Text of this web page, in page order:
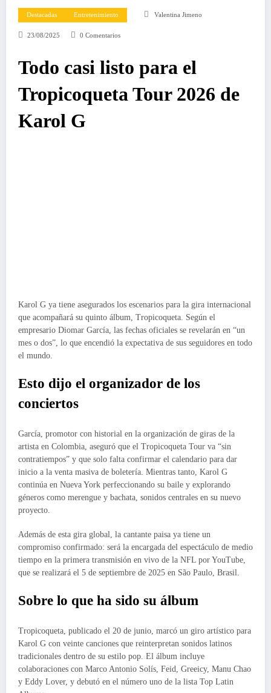
Destacadas Entretenimiento Valentina Jimeno
23/08/2025 0 Comentarios
Todo casi listo para el
Tropicoqueta Tour 2026 de
Karol G
Karol G ya tiene asegurados los escenarios para la gira internacional
que acompañará su quinto álbum, Tropicoqueta. Según el
empresario Diomar García, las fechas oficiales se revelarán en “un
mes o dos”, lo que encendió la expectativa de sus seguidores en todo
el mundo.
Esto dijo el organizador de los
conciertos
García, promotor con historial en la organización de giras de la
artista en Colombia, aseguró que el Tropicoqueta Tour va “sin
contratiempos” y que solo falta confirmar el calendario para dar
inicio a la venta masiva de boletería. Mientras tanto, Karol G
continúa en Nueva York perfeccionando su baile y explorando
géneros como merengue y bachata, sonidos centrales en su nuevo
proyecto.
Además de esta gira global, la cantante paisa ya tiene un
compromiso confirmado: será la encargada del espectáculo de medio
tiempo en la primera transmisión en vivo de la NFL por YouTube,
que se realizará el 5 de septiembre de 2025 en São Paulo, Brasil.
Sobre lo que ha sido su álbum
Tropicoqueta, publicado el 20 de junio, marcó un giro artístico para
Karol G con veinte canciones que reinterpretan sonidos latinos
tradicionales dentro de su estilo pop. El álbum incluye
colaboraciones con Marco Antonio Solís, Feid, Greeicy, Manu Chao
y Eddy Lover, y debutó en el número uno de la lista Top Latin